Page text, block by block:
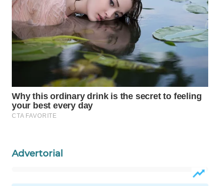
Advertorial
Wahana
Media
Group
WAHANA
NEWS
WAHANA
TANI
WAHANA
WAHANA